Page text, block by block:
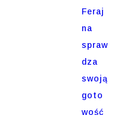
Feraj
na
spraw
dza
swoją
goto
wość